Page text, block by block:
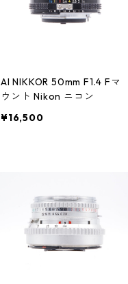
AI NIKKOR 50mm F1.4 Fマ
ウント Nikon ニコン
¥16,500